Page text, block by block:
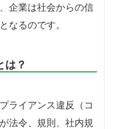
企業は社会からの信
なるのです。
は？
ライアンス違反（コ
法令、規則、社内規